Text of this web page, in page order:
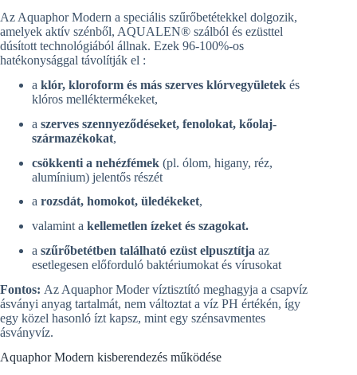
Az Aquaphor Modern a speciális szűrőbetétekkel dolgozik,
amelyek aktív szénből, AQUALEN® szálból és ezüsttel
dúsított technológiából állnak. Ezek 96-100%-os
hatékonysággal távolítják el :
a klór, kloroform és más szerves klórvegyületek és
klóros melléktermékeket,
a szerves szennyeződéseket, fenolokat, kőolaj-
származékokat,
csökkenti a nehézfémek (pl. ólom, higany, réz,
alumínium) jelentős részét
a rozsdát, homokot, üledékeket,
valamint a kellemetlen ízeket és szagokat.
a szűrőbetétben található ezüst elpusztítja az
esetlegesen előforduló baktériumokat és vírusokat
Fontos: Az Aquaphor Moder víztisztító meghagyja a csapvíz
ásványi anyag tartalmát, nem változtat a víz PH értékén, így
egy közel hasonló ízt kapsz, mint egy szénsavmentes
ásványvíz.
Aquaphor Modern kisberendezés működése